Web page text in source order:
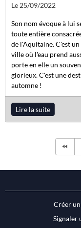
Le 25/09/2022
Son nom évoque à lui
toute entière
de l'Aquitaine. C'est
ville où l'eau prend
porte en elle un
glorieux. C'est une
automne !
Lire la suite
Créer
Signaler